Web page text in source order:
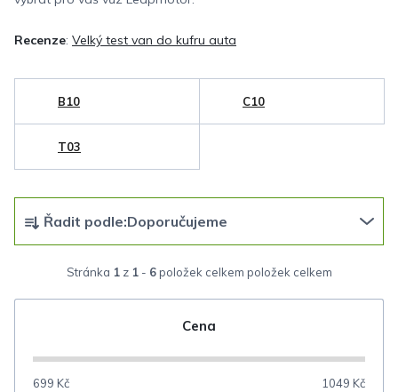
Recenze: Velký test van do kufru auta
B10 C10
T03
Stránka 1z 1- 6položek celkem
a
e
Řadit podle:Doporučujeme
Cena
699 Kč 1049 Kč